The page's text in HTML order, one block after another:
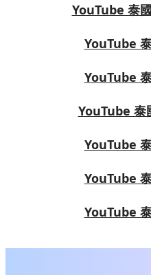
YouTube 泰
YouTube
YouTube
YouTube 泰
YouTube
YouTube
YouTube